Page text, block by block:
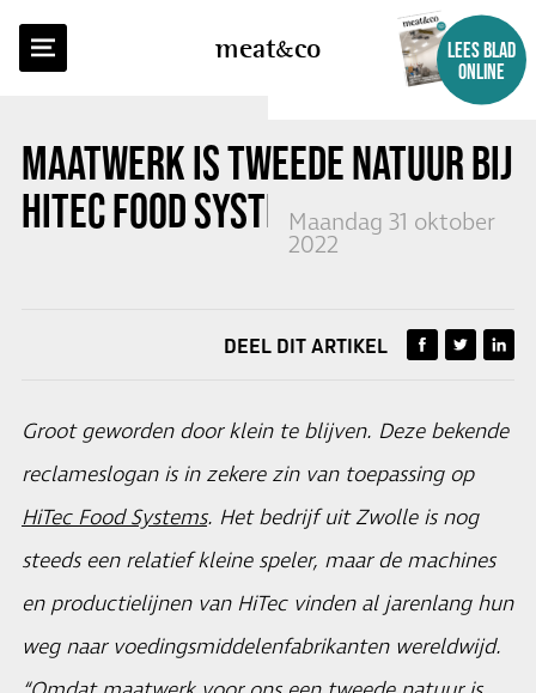
meatco
LEES BLAD
ONLINE
MAATWERK IS TWEEDE NATUUR BIJ
HITEC FOOD SYSTEMSMaandag 31 oktober
2022
TERUG NAAR OVERZICHT
DEEL DIT ARTIKEL
Groot geworden door klein te blijven. Deze bekende
reclameslogan is in zekere zin van toepassing op
HiTec Food Systems. Het bedrijf uit Zwolle is nog
steeds een relatief kleine speler, maar de machines
en productielijnen van HiTec vinden al jarenlang hun
weg naar voedingsmiddelenfabrikanten wereldwijd.